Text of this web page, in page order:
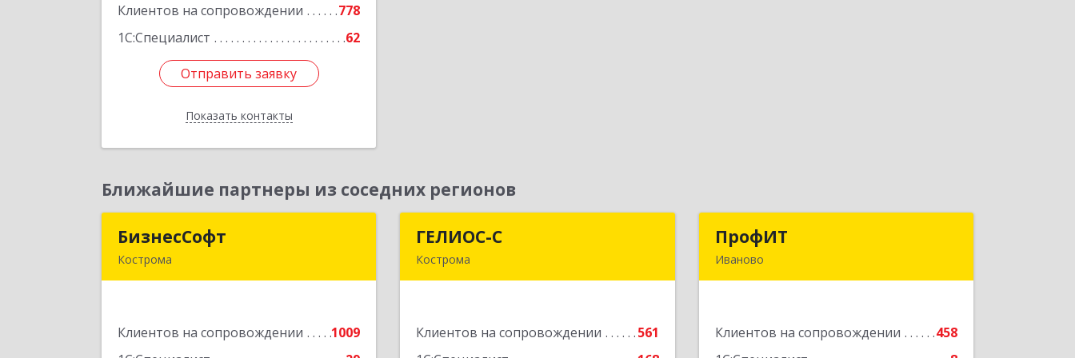
Клиентов на сопровождении
778
1С:Специалист
62
Отправить заявку
Показать контакты
Подробнее
Отправить заявку
Назад
Ближайшие партнеры из соседних регионов
БизнесСофт
Кострома
Клиентов на сопровождении
1009
Подробнее
ГЕЛИОС-С
Кострома
Клиентов на сопровождении
561
Подробнее
ПрофИТ
Иваново
Клиентов на сопровождении
458
оф.1001